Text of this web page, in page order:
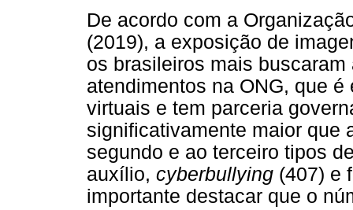
De acordo com a
(2019), a exposição de
os brasileiros mais
atendimentos na ONG, que
virtuais e tem parceria
significativamente maior que
segundo e ao terceiro tipos
auxílio, cyberbullying (407) e
importante destacar que o